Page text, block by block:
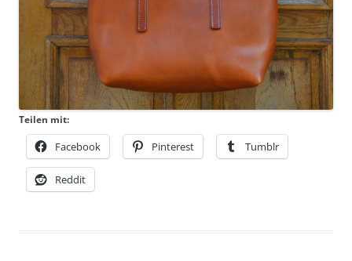
Teilen mit:
Facebook Pinterest Tumblr
Reddit